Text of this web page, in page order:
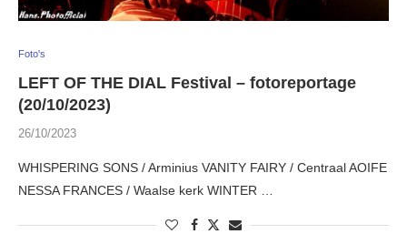
Foto's
LEFT OF THE DIAL Festival – fotoreportage
(20/10/2023)
26/10/2023
WHISPERING SONS / Arminius VANITY FAIRY / Centraal AOIFE
NESSA FRANCES / Waalse kerk WINTER …